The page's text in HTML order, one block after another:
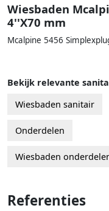
Wiesbaden
4''X70 mm
Mcalpine 5456
Bekijk relevante
Wiesbaden sanitair
Onderdelen
Wiesbaden
Referenties